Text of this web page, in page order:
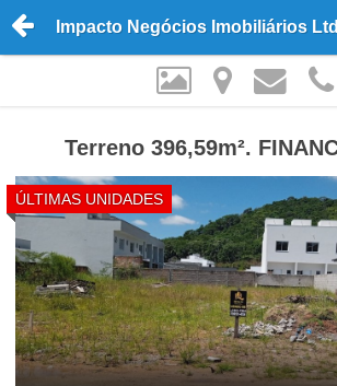
Impacto Negócios Imobiliários
Terreno 396,59m².
ÚLTIMAS UNIDADES